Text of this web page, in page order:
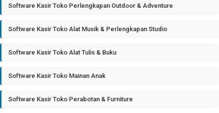
Software Kasir Toko Perlengkapan Outdoor & Adventure
Software Kasir Toko Alat Musik & Perlengkapan Studio
Software Kasir Toko Alat Tulis & Buku
Software Kasir Toko Mainan Anak
Software Kasir Toko Perabotan & Furniture